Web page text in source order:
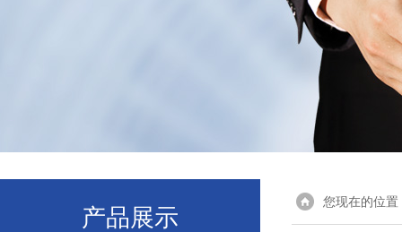
产品展示
您现在的位置